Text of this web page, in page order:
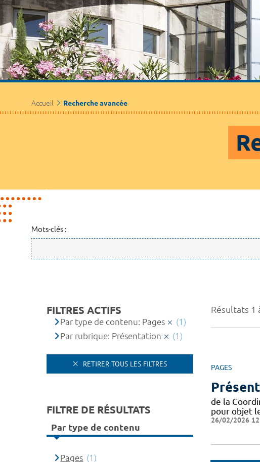
Accueil Recherche avancée
Mots-clés :
Résultats 1
PAGES
de la
pour objet
26/02/2026
FILTRES ACTIFS
Par type de contenu: Pages
(1)
Par rubrique: Présentation
(1)
RETIRER TOUS LES FILTRES
FILTRE DE RÉSULTATS
Par type de contenu
Pages (1)